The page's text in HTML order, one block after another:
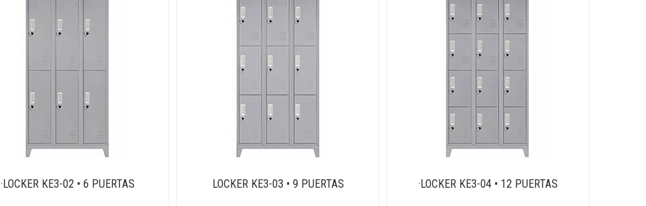
·LOCKER KE3-02 • 6 PUERTAS LOCKER KE3-03 • 9 PUERTAS ·LOCKER KE3-04 • 12 PUERTAS